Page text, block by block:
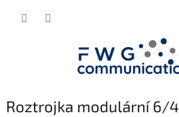
Roztrojka modulární 6/4